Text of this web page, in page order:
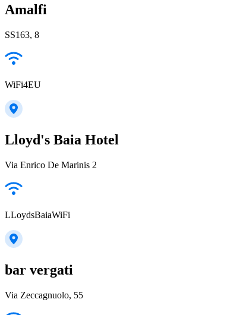
Amalfi
SS163, 8
WiFi4EU
Lloyd's Baia Hotel
Via Enrico De Marinis 2
LLoydsBaiaWiFi
bar vergati
Via Zeccagnuolo, 55